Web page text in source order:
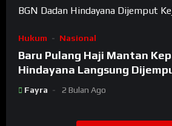
Hukum Nasional
Baru Pulang Haji Mantan
Hindayana Langsung
Setelah Dicopot Prabowo
Fayra 2 Bulan Ago